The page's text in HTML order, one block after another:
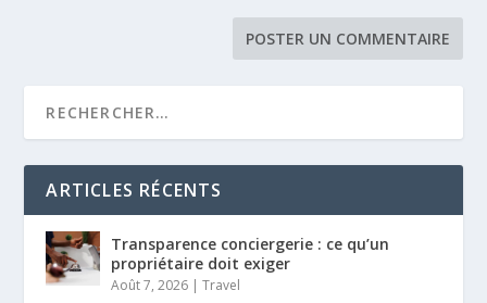
ARTICLES RÉCENTS
Transparence conciergerie : ce qu’un
propriétaire doit exiger
Août 7, 2026 |Travel